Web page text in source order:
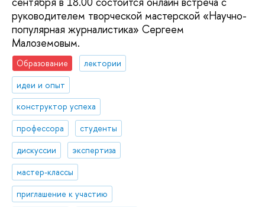
руководителем творческой мастерской «Научно-
популярная журналистика» Сергеем
Малоземовым.
Образование
лектории
идеи и опыт
конструктор успеха
профессора
студенты
дискуссии
экспертиза
мастер-классы
приглашение к участию